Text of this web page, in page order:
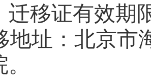
迁移证有效期
地址： 北京市
。